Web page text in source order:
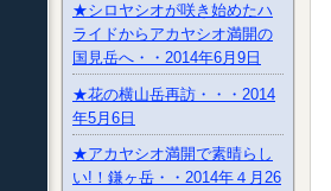
★シロヤシオが咲き始めたハ
ライドからアカヤシオ満開の
国見岳へ・・2014年6月9日
★花の横山岳再訪・・・2014
年5月6日
★アカヤシオ満開で素晴らし
い!！鎌ヶ岳・・2014年４月26